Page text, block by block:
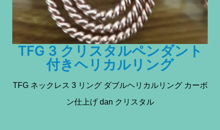
TFG 3 クリスタルペンダント
付きヘリカルリング
TFG ネックレス 3 リング ダブルヘリカルリング カーボ
ン仕上げ dan クリスタル